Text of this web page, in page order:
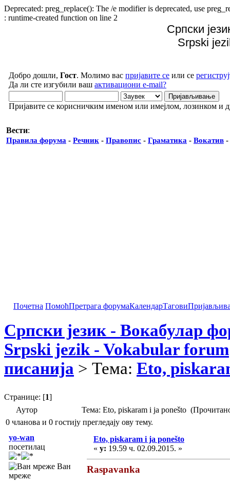
Deprecated: preg_replace(): The /e modifier is deprecated, use
: runtime-created function on line 2
Српски
Srpski
Добро дошли, Гост. Молимо вас пријавите се или се
Да ли сте изгубили ваш активациони e-mail?
Пријавите се корисничким именом или имејлом, лозинком и
Вести:
Правила форума - Речник - Правопис - Граматика - Вокатив -
Почетна ПомоћПретрага форумаКалендарТагови
Српски језик - Вокабулар
Srpski jezik - Vokabular forum
писанија > Тема: Eto,
Странице: [1]
Аутор
Тема: Eto, piskaram i ja ponešto
0 чланова и 0 гостију прегледају ову тему.
yo-wan
посетилац
Ван
мреже
Eto, piskaram i ja ponešto
« у: 19.59 ч. 02.09.2015. »
Raspavanka